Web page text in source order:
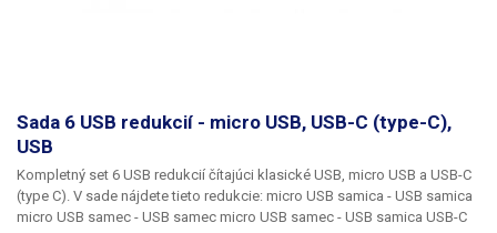
Sada 6 USB redukcií - micro USB, USB-C (type-C),
USB
Kompletný set 6 USB redukcií čítajúci klasické USB, micro USB a USB-C
(type C).
micro USB samec - USB samec micro USB samec - USB samica USB-C